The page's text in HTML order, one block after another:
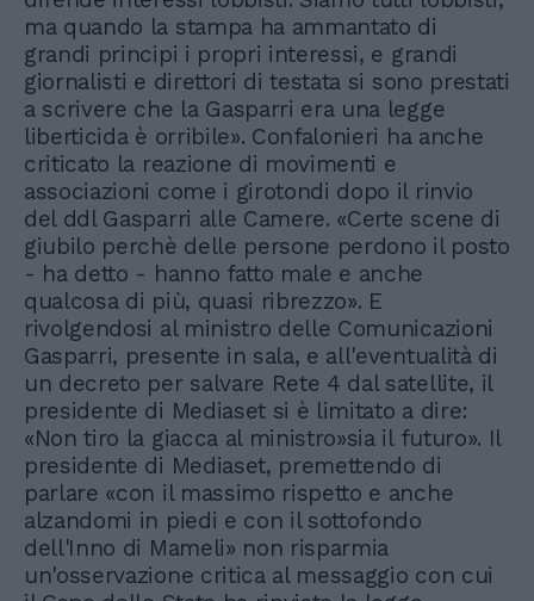
ma quando la stampa ha ammantato di
grandi principi i propri interessi, e grandi
giornalisti e direttori di testata si sono prestati
a scrivere che la Gasparri era una legge
liberticida è orribile». Confalonieri ha anche
criticato la reazione di movimenti e
associazioni come i girotondi dopo il rinvio
del ddl Gasparri alle Camere. «Certe scene di
giubilo perchè delle persone perdono il posto
- ha detto - hanno fatto male e anche
qualcosa di più, quasi ribrezzo». E
rivolgendosi al ministro delle Comunicazioni
Gasparri, presente in sala, e all'eventualità di
un decreto per salvare Rete 4 dal satellite, il
presidente di Mediaset si è limitato a dire:
«Non tiro la giacca al ministro»sia il futuro». Il
presidente di Mediaset, premettendo di
parlare «con il massimo rispetto e anche
alzandomi in piedi e con il sottofondo
dell'Inno di Mameli» non risparmia
un'osservazione critica al messaggio con cui